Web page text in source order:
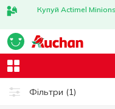
Купуй Actimel
Фільтри (1)